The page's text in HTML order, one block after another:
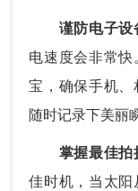
谨防电子设
电速度会非常
宝，确保手机
随时记录下美丽
掌握最佳拍
佳时机，当太阳